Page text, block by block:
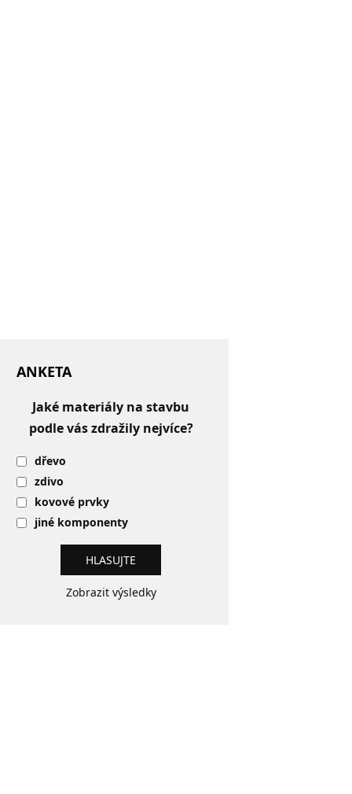
ANKETA
Jaké materiály na stavbu
podle vás zdražily nejvíce?
dřevo
zdivo
kovové prvky
jiné komponenty
Zobrazit výsledky